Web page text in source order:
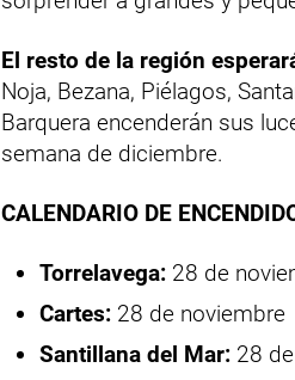
El resto de la región
Noja, Bezana, Piélagos,
Barquera encenderán sus
semana de diciembre.
CALENDARIO DE
Torrelavega: 28 de
Cartes: 28 de noviembre
Santillana del Mar: 28